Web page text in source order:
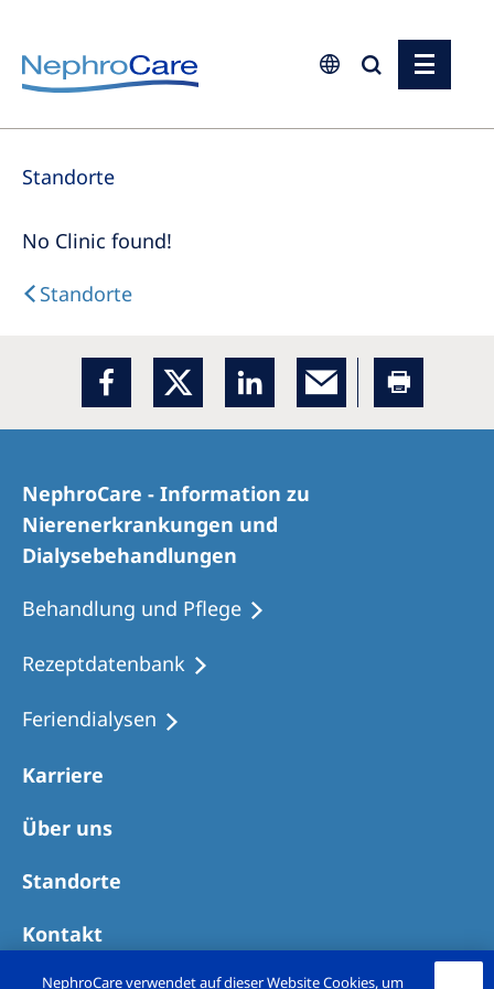
Europe
Czech Republic
Israel
Netherlands
Poland
Romania
Russia
Serbia
Slovenia
Spain
Sweden
Asia Pacific
Standorte
No Clinic found!
Standorte
NephroCare - Information zu
Nierenerkrankungen und
Dialysebehandlungen
Behandlung und Pflege
Rezeptdatenbank
Feriendialysen
Karriere
Über uns
Standorte
Kontakt
NephroCare verwendet auf dieser Website Cookies, um